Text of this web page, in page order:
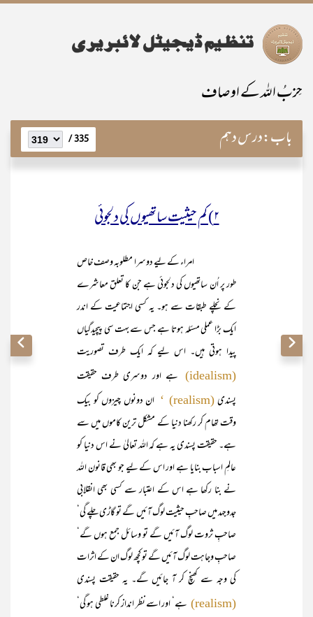
حِزبُ اللہ کے اوصاف
باب:درس دہم 335 /
۲) کم حیثیت ساتھیوں کی دلجوئی
امراء کے لیے دوسرا مطلوبہ وصف خاص
طور پر اُن ساتھیوں کی دلجوئی ہے جن کا تعلق معاشرے
کے نچلے طبقات سے ہو۔ یہ کسی اجتماعیت کے اندر
ایک بڑا عملی مسئلہ ہوتا ہے جس سے بہت سی پیچیدگیاں
پیدا ہوتی ہیں۔ اس لیے کہ ایک طرف تصوریت
(idealism)
ہے اور دوسری طرف حقیقت
پسندی (realism) ‘
ان دونوں چیزوں کو بیک
وقت تھام کر رکھنا دنیا کے مشکل ترین کاموں میں سے
ہے۔ حقیقت پسندی یہ ہے کہ اللہ تعالیٰ نے اس دنیا کو
عالمِ اسباب بنایا ہے اور اس کے لیے جو بھی قانون اللہ
نے بنا رکھا ہے اس کے اعتبار سے کسی بھی انقلابی
جدوجہد میں صاحبِ حیثیت لوگ آئیں گے تو گاڑی چلے گی‘
صاحبِ ثروت لوگ آئیں گے تو وسائل جمع ہوں گے‘
صاحبِ وجاہت لوگ آئیں گے تو کچھ لوگ ان کے اثرات
کی وجہ سے کھنچ کر آ جائیں گے۔ یہ حقیقت پسندی
(realism)
ہے‘ اور اسے نظر انداز کرنا غلطی ہو گی‘